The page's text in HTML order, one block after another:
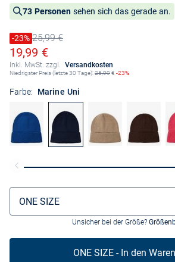
73 Personen sehen sich das gerade an.
Preis reduziert um
-23%
Alter Preis25,99 €
Ermäßigter Preis
19,99 €
Inkl. MwSt. zzgl. Versandkosten
Niedrigster Preis (letzte 30 Tage):25,99€ -23%
Farbe: Marine Uni
Größenauswahl
ONE SIZE
Unsicher bei der Größe?
ONE SIZE - In den